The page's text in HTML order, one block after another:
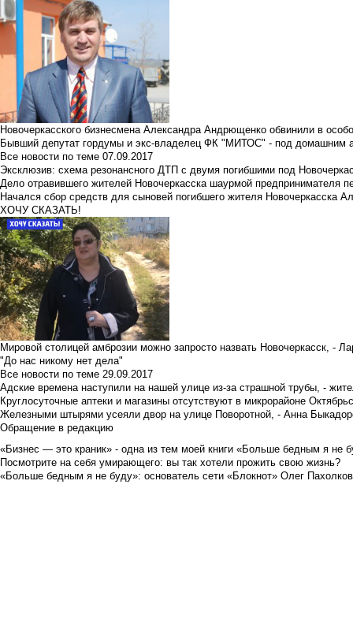
Новочеркасского бизнесмена Александра Андрющенко обвинили в
Бывший депутат гордумы и экс-владелец ФК "МИТОС" - под домашним
Все новости по теме 07.09.2017
Эксклюзив: схема резонансного ДТП с двумя погибшими под
Дело отравившего жителей Новочеркасска шаурмой предпринимателя
Начался сбор средств для сыновей погибшего жителя Новочеркасска
ХОЧУ СКАЗАТЬ!
Мировой столицей амброзии можно запросто назвать Новочеркасск, -
"До нас никому нет дела"
Все новости по теме 29.09.2017
Адские времена наступили на нашей улице из-за страшной трубы, -
Круглосуточные аптеки и магазины отсутствуют в микрорайоне
Железными штырями усеяли двор на улице Поворотной, - Анна
Обращение в редакцию
«Бизнес — это краник» - одна из тем моей книги «Больше бедным я не
Посмотрите на себя умирающего: вы так хотели прожить свою жизнь?
«Больше бедным я не буду»: основатель сети «Блокнот» Олег Пахолков